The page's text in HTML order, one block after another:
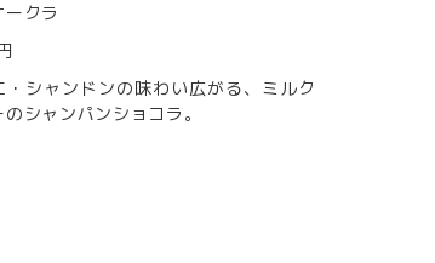
クラ
・シャンドンの味わい広がる、ミルク
シャンパンショコラ。